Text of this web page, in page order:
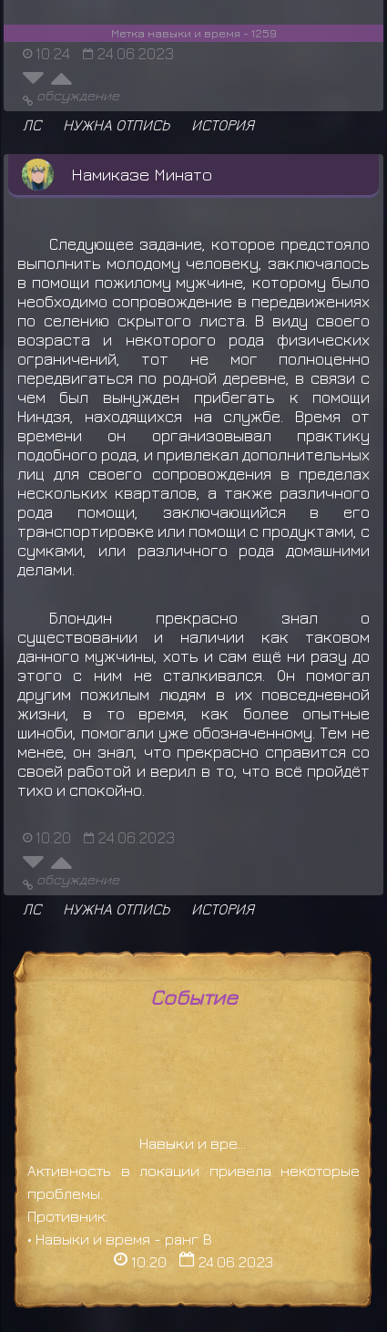
Метка навыки и время - 1259
10:24 24.06.2023
обсуждение
ЛС НУЖНА ОТПИСЬ ИСТОРИЯ
Намиказе Минато
Следующее задание, которое предстояло
выполнить молодому человеку, заключалось
в помощи пожилому мужчине, которому было
необходимо сопровождение в передвижениях
по селению скрытого листа. В виду своего
возраста и некоторого рода физических
ограничений, тот не мог полноценно
передвигаться по родной деревне, в связи с
чем был вынужден прибегать к помощи
Ниндзя, находящихся на службе. Время от
времени он организовывал практику
подобного рода, и привлекал дополнительных
лиц для своего сопровождения в пределах
нескольких кварталов, а также различного
рода помощи, заключающийся в его
транспортировке или помощи с продуктами, с
сумками, или различного рода домашними
делами.
Блондин прекрасно знал о
существовании и наличии как таковом
данного мужчины, хоть и сам ещё ни разу до
этого с ним не сталкивался. Он помогал
другим пожилым людям в их повседневной
жизни, в то время, как более опытные
шиноби, помогали уже обозначенному. Тем не
менее, он знал, что прекрасно справится со
своей работой и верил в то, что всё пройдёт
тихо и спокойно.
10:20 24.06.2023
обсуждение
ЛС НУЖНА ОТПИСЬ ИСТОРИЯ
Событие
Навыки и время
Активность в локации привела некоторые
проблемы.
Противник:
• Навыки и время - ранг B
10:20
24.06.2023